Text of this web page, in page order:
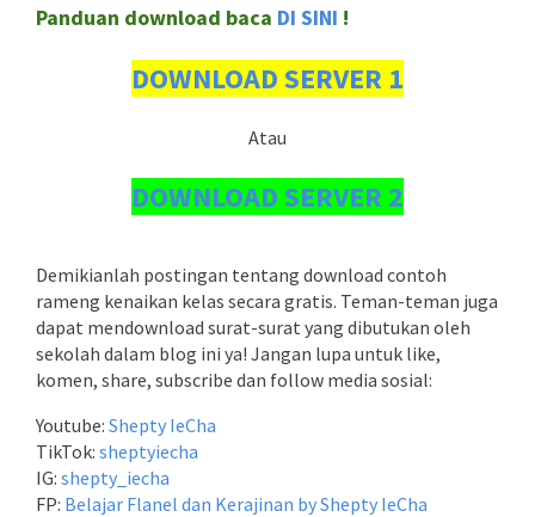
Panduan download baca DI SINI !
DOWNLOAD SERVER 1
Atau
DOWNLOAD SERVER 2
Demikianlah postingan tentang download contoh
rameng kenaikan kelas secara gratis. Teman-teman juga
dapat mendownload surat-surat yang dibutukan oleh
sekolah dalam blog ini ya! Jangan lupa untuk like,
komen, share, subscribe dan follow media sosial:
Youtube: Shepty IeCha
TikTok: sheptyiecha
IG: shepty_iecha
FP: Belajar Flanel dan Kerajinan by Shepty IeCha